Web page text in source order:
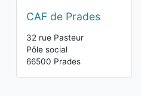
CAF de Prades
32 rue Pasteur
Pôle social
66500 Prades